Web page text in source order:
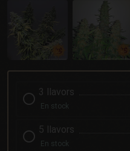
3 llavors
En stock
5 llavors
En stock